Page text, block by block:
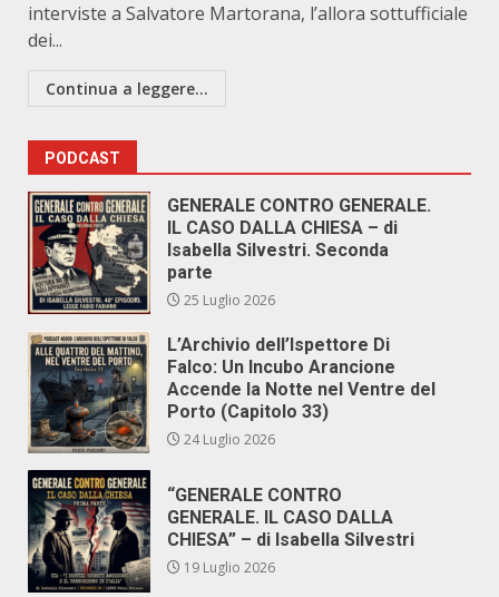
interviste a Salvatore Martorana, l’allora sottufficiale
dei...
Continua a leggere...
PODCAST
GENERALE CONTRO GENERALE.
IL CASO DALLA CHIESA – di
Isabella Silvestri. Seconda
parte
25 Luglio 2026
L’Archivio dell’Ispettore Di
Falco: Un Incubo Arancione
Accende la Notte nel Ventre del
Porto (Capitolo 33)
24 Luglio 2026
“GENERALE CONTRO
GENERALE. IL CASO DALLA
CHIESA” – di Isabella Silvestri
19 Luglio 2026